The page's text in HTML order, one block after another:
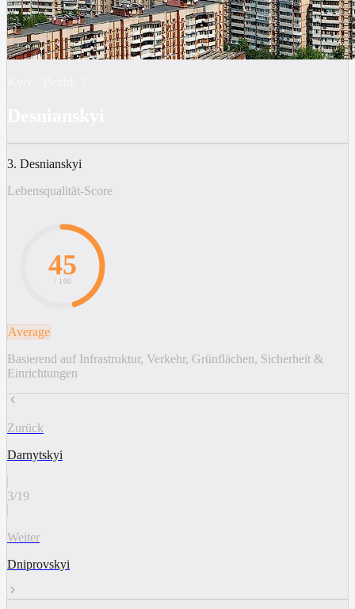
3. Desnianskyi
Lebensqualität-Score
45
/ 100
Average
Basierend auf Infrastruktur, Verkehr, Grünflächen, Sicherheit &
Einrichtungen
Zurück
Darnytskyi
3/19
Weiter
Dniprovskyi